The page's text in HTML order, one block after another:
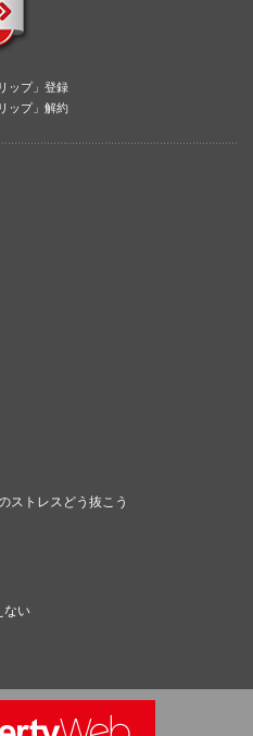
ップ」登録
ップ」解約
ストレスどう抜こう
ない